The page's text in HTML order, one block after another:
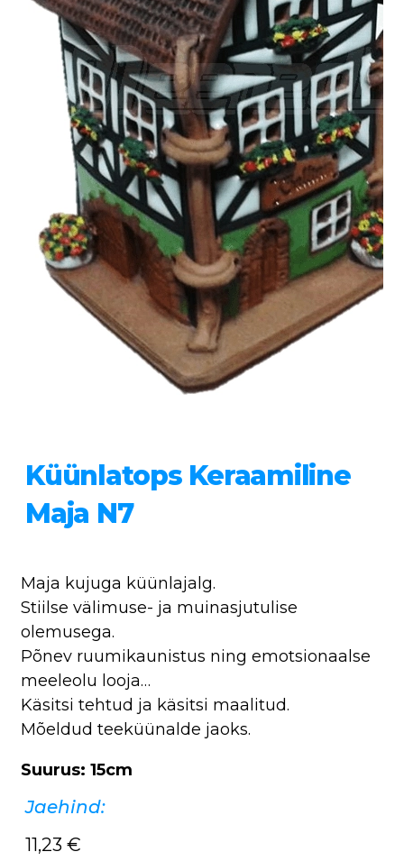
Küünlatops Keraamiline
Maja N7
Maja kujuga küünlajalg.
Stiilse välimuse- ja muinasjutulise
olemusega.
Põnev ruumikaunistus ning emotsionaalse
meeleolu looja…
Käsitsi tehtud ja käsitsi maalitud.
Mõeldud teeküünalde jaoks.
Suurus: 15cm
Jaehind:
11,23 €